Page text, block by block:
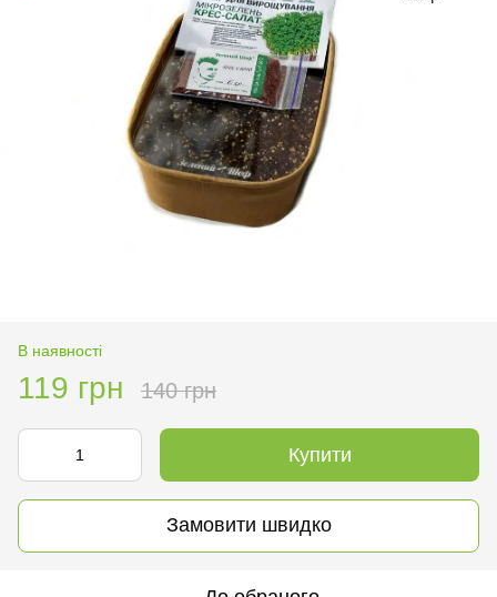
В наявності
119 грн 140 грн
Купити
Замовити швидко